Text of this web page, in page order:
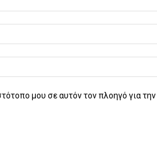
μου σε αυτόν τον πλοηγό για